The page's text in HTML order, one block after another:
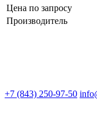
Цена по запросу
Производитель
+7 (843) 250-97-50